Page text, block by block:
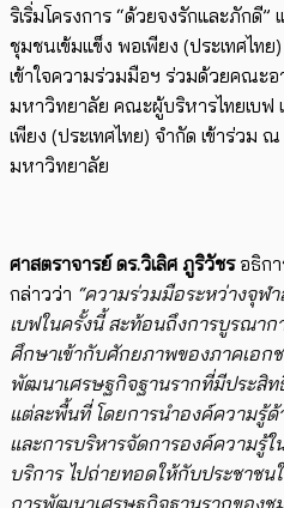
ริเริ่มโครงการ “ด้วยจงรักและภักดี
ชุมชนเข้มแข็ง พอเพียง (ประเทศไท
เข้าใจความร่วมมือฯ ร่วมด้วยคณะ
มหาวิทยาลัย คณะผู้บริหารไทยเบฟ
เพียง (ประเทศไทย) จำกัด เข้าร่ว
มหาวิทยาลัย
ศาสตราจารย์ ดร.วิเลิศ ภูริวัชรอธิก
กล่าวว่า “ความร่วมมือระหว่างจุฬ
เบฟในครั้งนี้ สะท้อนถึงการบูรณา
ศึกษาเข้ากับศักยภาพของภาคเอก
พัฒนาเศรษฐกิจฐานรากที่มีประสิ
แต่ละพื้นที่ โดยการนำองค์ความรู้
และการบริหารจัดการองค์ความรู้
บริการ ไปถ่ายทอดให้กับประชาชน